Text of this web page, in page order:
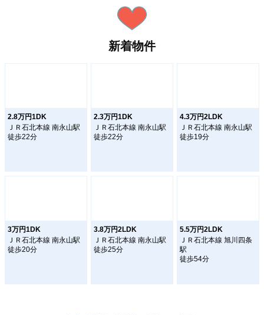
新着物件
2.8万円1DK
ＪＲ石北本線 南永山駅
徒歩22分
2.3万円1DK
ＪＲ石北本線 南永山駅
徒歩22分
4.3万円2LDK
ＪＲ石北本線 南永山駅
徒歩19分
3万円1DK
ＪＲ石北本線 南永山駅
徒歩20分
3.8万円2LDK
ＪＲ石北本線 南永山駅
徒歩25分
5.5万円2LDK
ＪＲ石北本線 旭川四条
駅
徒歩54分